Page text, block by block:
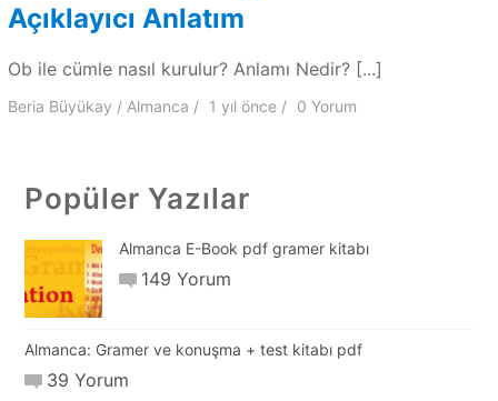
Açıklayıcı Anlatım
Ob ile cümle nasıl kurulur? Anlamı Nedir? [...]
Beria Büyükay Almanca 1 yılönce 0 Yorum
Popüler Yazılar
Almanca E-Book pdf gramer kitabı
149 Yorum
Almanca: Gramer ve konuşma + test kitabı pdf
39 Yorum